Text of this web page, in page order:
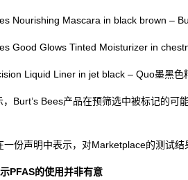
Nourishing Mascara in black brown –
Good Glows Tinted Moisturizer in
Liquid Liner in jet black – Quo墨黑色
，Burt’s Bees产品在预筛选中被标记的
一份声明中表示，对Marketplace的测试
PFAS的使用并非有意